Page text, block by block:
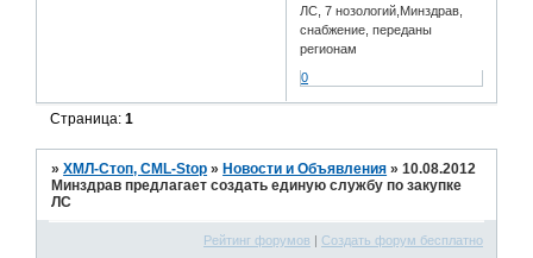
ЛС, 7 нозологий,Минздрав,
снабжение, переданы
регионам
0
Страница:1
»ХМЛ-Стоп, CML-Stop » Новости и Объявления »10.08.2012
Минздрав предлагает создать единую службу по закупке
ЛС
Рейтинг форумов | Создать форум бесплатно